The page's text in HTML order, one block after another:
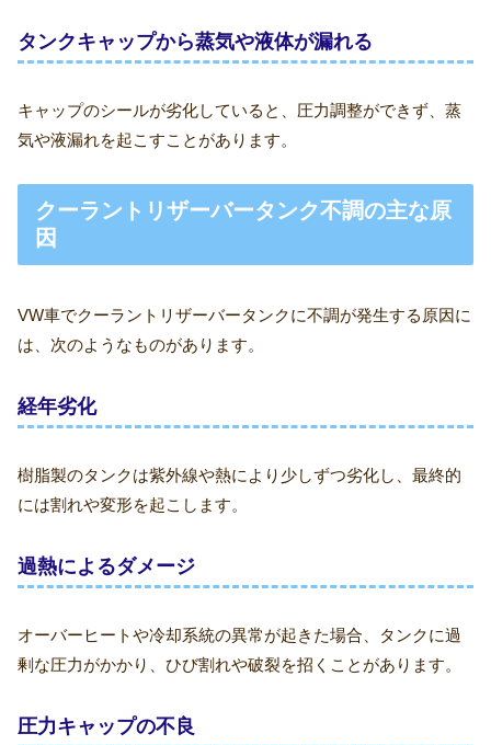
タンクキャップから蒸気や液体が漏れる
キャップのシールが劣化していると、圧力調整ができず、蒸
気や液漏れを起こすことがあります。
クーラントリザーバータンク不調の主な原
因
VW車でクーラントリザーバータンクに不調が発生する原因に
は、次のようなものがあります。
経年劣化
樹脂製のタンクは紫外線や熱により少しずつ劣化し、最終的
には割れや変形を起こします。
過熱によるダメージ
オーバーヒートや冷却系統の異常が起きた場合、タンクに過
剰な圧力がかかり、ひび割れや破裂を招くことがあります。
圧力キャップの不良